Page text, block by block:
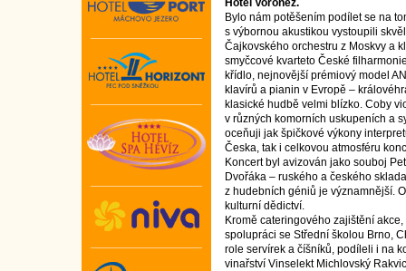
Bylo nám potěšením podílet se na
s výbornou akustikou vystoupili
Čajkovského orchestru z Moskvy a
smyčcové kvarteto České
křídlo, nejnovější prémiový model
klavírů a pianin v Evropě –
klasické hudbě velmi blízko. Coby
v různých komorních uskupeních a
oceňuji jak špičkové výkony
Česka, tak i celkovou atmosféru
Koncert byl avizován jako souboj
Dvořáka – ruského a českého
z hudebních géniů je významnější.
kulturní dědictví.
Kromě cateringového zajištění
spolupráci se Střední školou Brno,
role servírek a číšníků, podíleli i na
vinařství Vinselekt Michlovský